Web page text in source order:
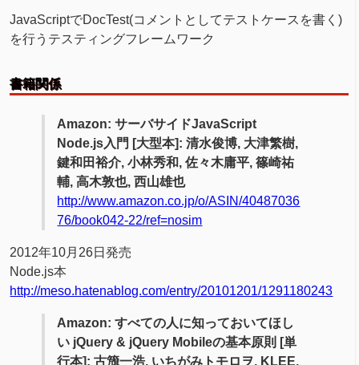
JavaScriptでDocTest(コメントとしてテストケースを書く)
を行うテスティングフレームワーク
書籍関係
Amazon: サーバサイドJavaScript
Node.js入門 [大型本]: 清水俊博, 大津繁樹,
鍵和田裕介, 小林秀和, 佐々木庸平, 篠崎祐
輔, 高木敦也, 西山雄也
http://www.amazon.co.jp/o/ASIN/40487036
76/book042-22/ref=nosim
2012年10月26日発売
Node.js本
http://meso.hatenablog.com/entry/20101201/1291180243
Amazon: すべての人に知っておいてほし
い jQuery & jQuery Mobileの基本原則 [単
行本]: 古籏一浩, いちがみトモロヲ, KLEE,